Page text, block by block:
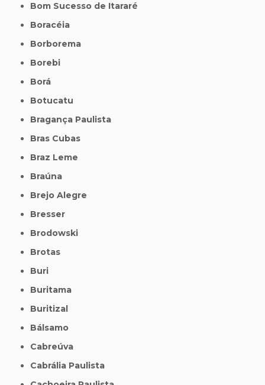
Bom Sucesso de Itararé
Boracéia
Borborema
Borebi
Borá
Botucatu
Bragança Paulista
Bras Cubas
Braz Leme
Braúna
Brejo Alegre
Bresser
Brodowski
Brotas
Buri
Buritama
Buritizal
Bálsamo
Cabreúva
Cabrália Paulista